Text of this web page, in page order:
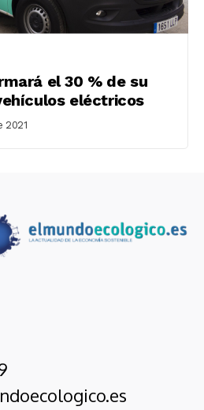
el 30 % de su
eléctricos
2021